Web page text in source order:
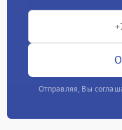
Отправляя, Вы